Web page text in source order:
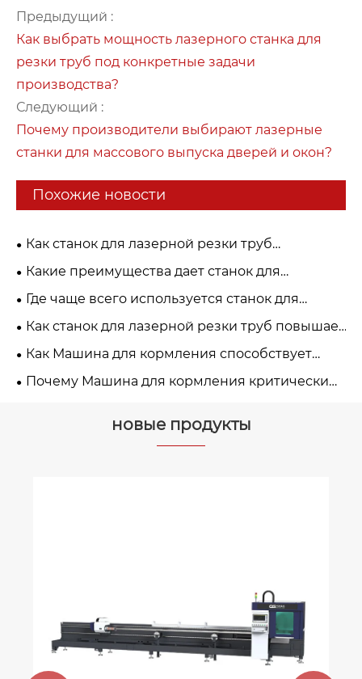
Предыдущий :
Как выбрать мощность лазерного станка для
резки труб под конкретные задачи
производства?
Следующий :
Почему производители выбирают лазерные
станки для массового выпуска дверей и окон?
Похожие новости
Как станок для лазерной резки труб
обрабатывает сложные формы труб?
Какие преимущества дает станок для
лазерной резки труб по сравнению с тр
Где чаще всего используется станок для
лазерной резки труб?
Как станок для лазерной резки труб повышает
эффективность производства?
Как Машина для кормления способствует
внедрению решений «умного завода»?
Почему Машина для кормления критически
промышленно сти?
новые продукты